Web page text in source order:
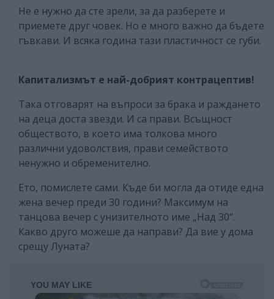
Не е нужно да сте зрели, за да разберете и
приемете друг човек. Но е много важно да бъдете
гъвкави. И всяка година тази пластичност се губи.
Капитализмът е най-добрият контрацептив!
Така отговарят на въпроси за брака и раждането
на деца доста звезди. И са прави. Всъщност
обществото, в което има толкова много
различни удоволствия, прави семейството
ненужно и обременително.
Ето, помислете сами. Къде би могла да отиде една
жена вечер преди 30 години? Максимум на
танцова вечер с унизителното име „Над 30“.
Какво друго можеше да направи? Да вие у дома
срещу Луната?